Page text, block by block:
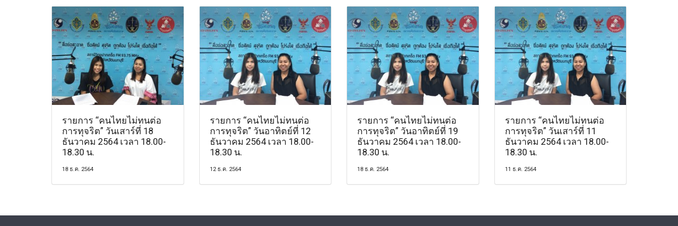
รายการ “คนไทยไม่ทนต่อ
การทุจริต” วันเสาร์ที่ 18
ธันวาคม 2564 เวลา 18.00-
18.30 น.
18 ธ.ค. 2564
รายการ “คนไทยไม่ทนต่อ
การทุจริต” วันอาทิตย์ที่ 12
ธันวาคม 2564 เวลา 18.00-
18.30 น.
12 ธ.ค. 2564
รายการ “คนไทยไม่ทนต่อ
การทุจริต” วันอาทิตย์ที่ 19
ธันวาคม 2564 เวลา 18.00-
18.30 น.
18 ธ.ค. 2564
รายการ “คนไทยไม่ทนต่อ
การทุจริต” วันเสาร์ที่ 11
ธันวาคม 2564 เวลา 18.00-
18.30 น.
11 ธ.ค. 2564